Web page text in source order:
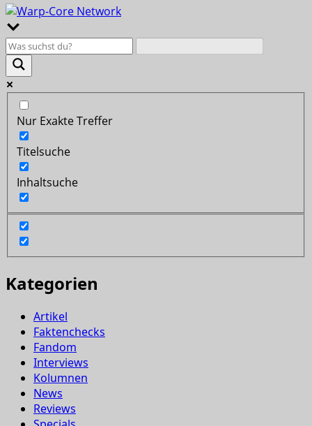
Nur Exakte Treffer
Titelsuche
Inhaltsuche
Kategorien
Artikel
Faktenchecks
Fandom
Interviews
Kolumnen
News
Reviews